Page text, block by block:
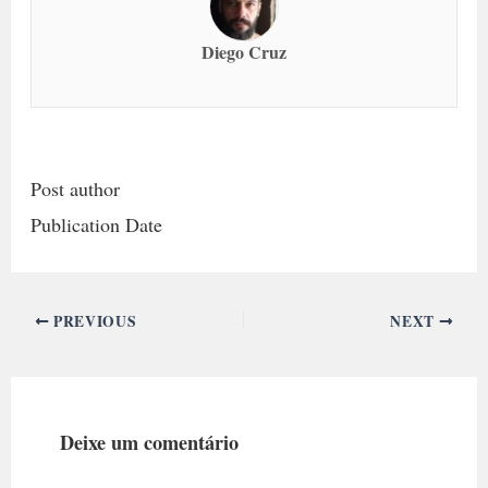
Diego Cruz
Post author
Publication Date
PREVIOUS NEXT
Deixe um comentário